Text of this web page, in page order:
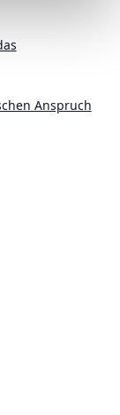
Anspruch